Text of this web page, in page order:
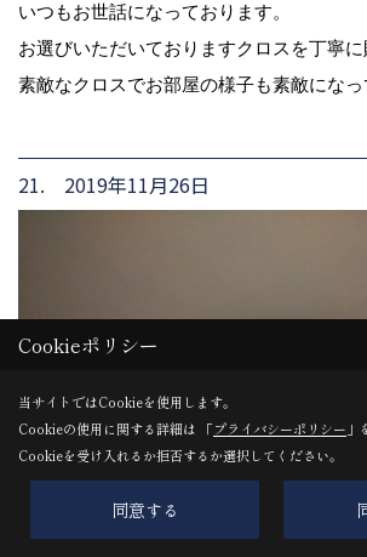
いつもお世話になっております。
お選びいただいておりますクロスを丁寧に
素敵なクロスでお部屋の様子も素敵にな
21. 2019年11月26日
Cookieポリシー
当サイトではCookieを使用します。
Cookieの使用に関する詳細は 「プライバシーポリシー 」
Cookieを受け入れるか拒否するか選択してください。
同意する